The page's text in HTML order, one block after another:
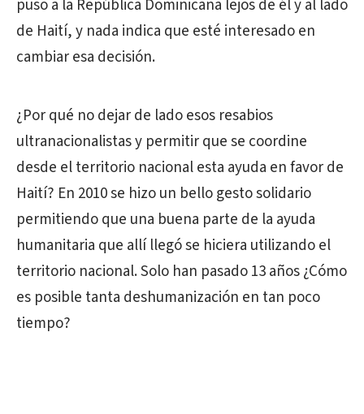
puso a la República Dominicana lejos de él y al lado
de Haití, y nada indica que esté interesado en
cambiar esa decisión.
¿Por qué no dejar de lado esos resabios
ultranacionalistas y permitir que se coordine
desde el territorio nacional esta ayuda en favor de
Haití? En 2010 se hizo un bello gesto solidario
permitiendo que una buena parte de la ayuda
humanitaria que allí llegó se hiciera utilizando el
territorio nacional. Solo han pasado 13 años ¿Cómo
es posible tanta deshumanización en tan poco
tiempo?